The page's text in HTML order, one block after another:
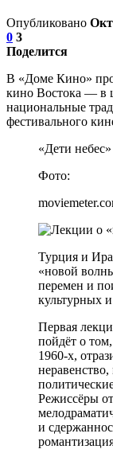
Опубликовано Окт
0 3
Поделится
В «Доме Кино»
кино Востока — в
национальные
фестивального
«Дети небес»
Фото:
Турция и
«новой
перемен и
культурных
Первая
пойдёт о
1960-х,
Режиссёры
и